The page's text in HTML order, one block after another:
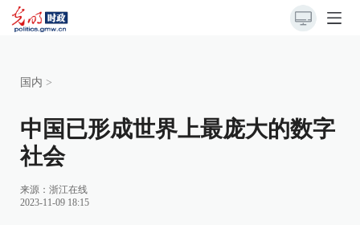
国内 >
中国已形成世界上最庞大的数字
社会
来源： 浙江在线
2023-11-09 18:15